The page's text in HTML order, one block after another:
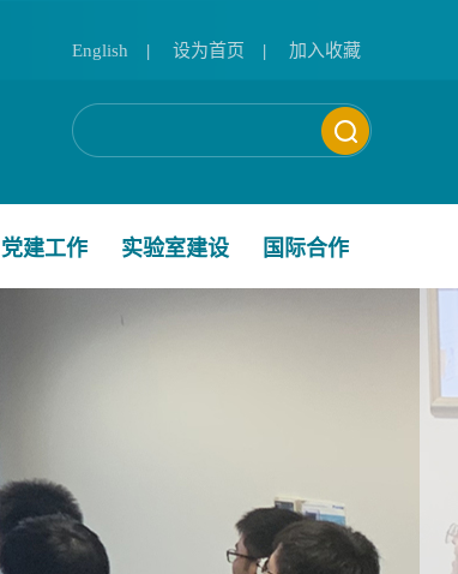
English | 设为首页 | 加入收藏
党建工作 实验室建设 国际合作